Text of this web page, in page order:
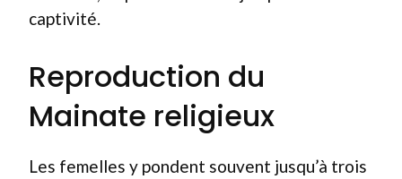
captivité.
Reproduction du
Mainate religieux
Les femelles y pondent souvent jusqu’à trois